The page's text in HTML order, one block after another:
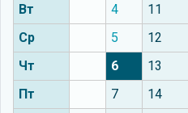
Вт
4 11
Ср
5 12
Чт
6 13
Пт
7 14